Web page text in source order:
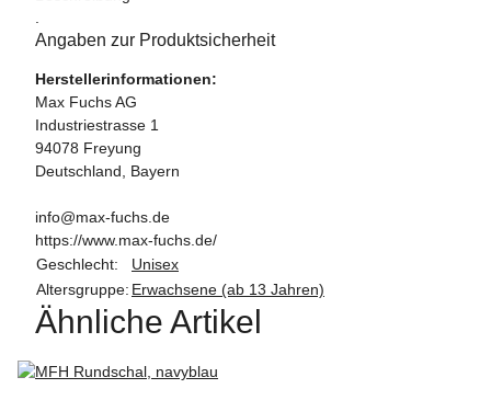
Angaben zur Produktsicherheit
Herstellerinformationen:
Max Fuchs AG
Industriestrasse 1
94078 Freyung
Deutschland, Bayern
info@max-fuchs.de
https://www.max-fuchs.de/
Geschlecht:
Unisex
Altersgruppe: Erwachsene (ab 13 Jahren)
Ähnliche Artikel